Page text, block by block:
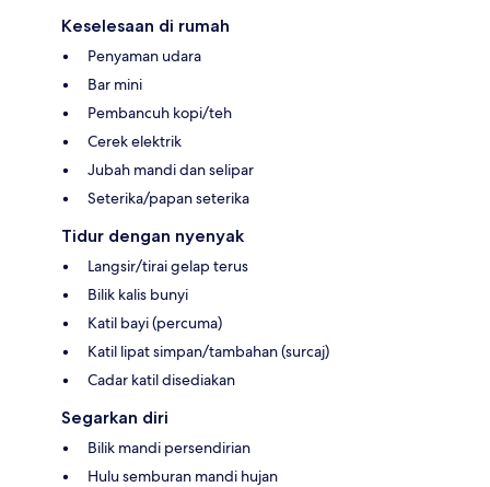
Keselesaan di rumah
Penyaman udara
Bar mini
Pembancuh kopi/teh
Cerek elektrik
Jubah mandi dan selipar
Seterika/papan seterika
Tidur dengan nyenyak
Langsir/tirai gelap terus
Bilik kalis bunyi
Katil bayi (percuma)
Katil lipat simpan/tambahan (surcaj)
Cadar katil disediakan
Segarkan diri
Bilik mandi persendirian
Hulu semburan mandi hujan